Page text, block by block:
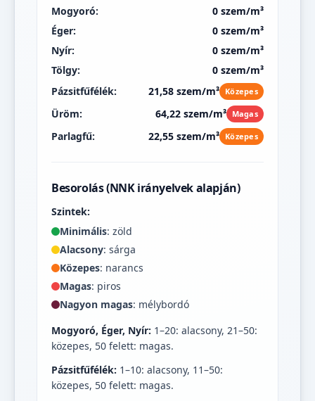
Mogyoró:
0 szem/m³
Éger:
0 szem/m³
Nyír:
0 szem/m³
Tölgy:
0 szem/m³
Pázsitfűfélék:
21,58 szem/m³ Közepes
Üröm: 64,22 szem/m³ Magas
Parlagfű: 22,55 szem/m³ Közepes
Besorolás (NNK irányelvek alapján)
Szintek:
Minimális: zöld
Alacsony: sárga
Közepes: narancs
Magas: piros
Nagyon magas: mélybordó
Mogyoró, Éger, Nyír: 1–20: alacsony, 21–50:
közepes, 50 felett: magas.
Pázsitfűfélék: 1–10: alacsony, 11–50:
közepes, 50 felett: magas.